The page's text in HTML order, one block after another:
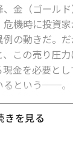
金（ゴール
機時に投資
の動きだ。
この売り圧
金を必要と
るという──。
は投資家にと
が、2月28日に
きを見る